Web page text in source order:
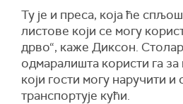
Ту је и преса, која ће
листове који се могу
дрво“, каже Диксон.
одмаралишта користи га за
који гости могу наручити и
транспортује кући.